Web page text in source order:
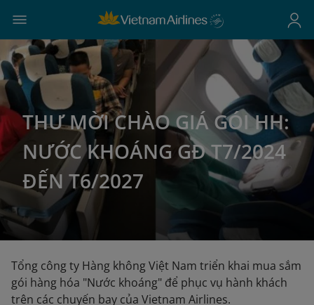
THƯ MỜI CHÀO GIÁ GÓI HH:
NƯỚC KHOÁNG GĐ T7/2024
ĐẾN T6/2027
Tổng công ty Hàng không Việt Nam triển khai mua sắm
gói hàng hóa "Nước khoáng" để phục vụ hành khách
trên các chuyến bay của Vietnam Airlines.